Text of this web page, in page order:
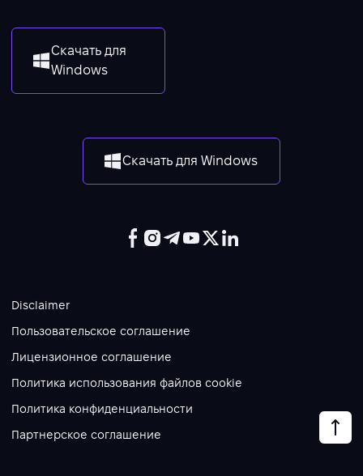
Скачать для
Windows
Скачать для Windows
Disclaimer
Пользовательское соглашение
Лицензионное соглашение
Политика использования файлов cookie
Политика конфиденциальности
Партнерское соглашение